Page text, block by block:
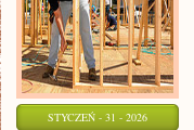
STYCZEŃ - 31 - 2026